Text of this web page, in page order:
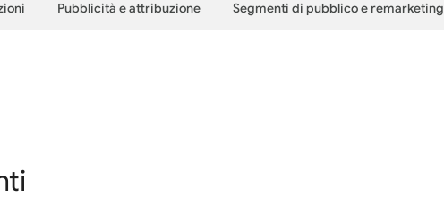
Pubblicità e attribuzione Segmenti di pubblico e remarketing